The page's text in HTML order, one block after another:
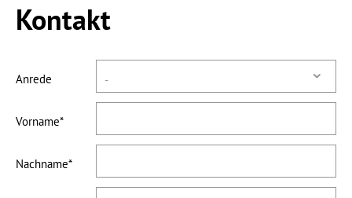
Kiel.Lauf.Treff
Kontakt
Anrede
Vorname
Nachname